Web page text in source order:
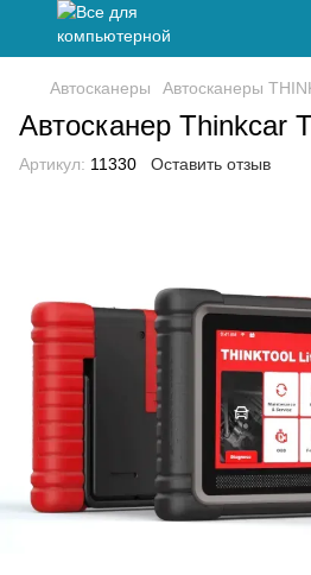
Автосканеры Автосканеры
Автосканер Thinkcar
Артикул: 11330 Оставить отзыв